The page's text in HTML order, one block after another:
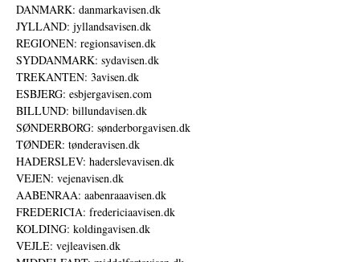
DANMARK: danmarkavisen.dk
JYLLAND: jyllandsavisen.dk
REGIONEN: regionsavisen.dk
SYDDANMARK: sydavisen.dk
TREKANTEN: 3avisen.dk
ESBJERG: esbjergavisen.com
BILLUND: billundavisen.dk
SØNDERBORG: sønderborgavisen.dk
TØNDER: tønderavisen.dk
HADERSLEV: haderslevavisen.dk
VEJEN: vejenavisen.dk
AABENRAA: aabenraaavisen.dk
FREDERICIA: fredericiaavisen.dk
KOLDING: koldingavisen.dk
VEJLE: vejleavisen.dk